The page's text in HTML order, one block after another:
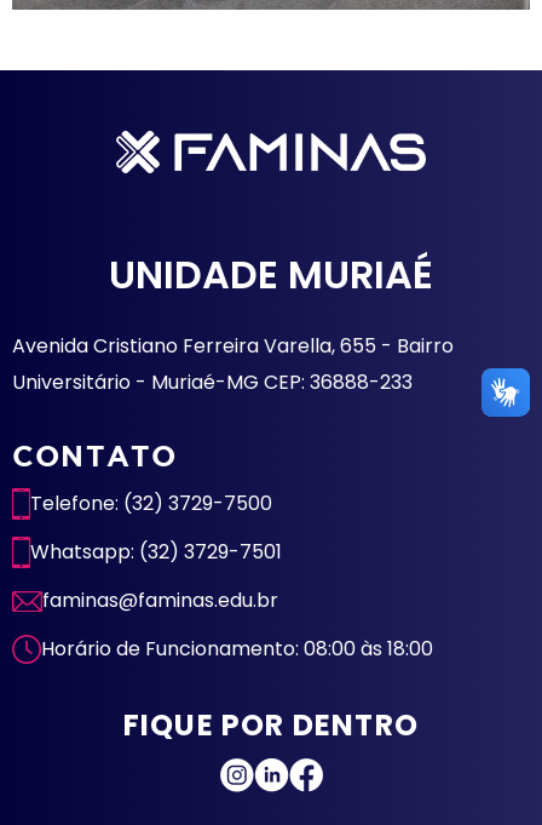
UNIDADE MURIAÉ
Avenida Cristiano Ferreira Varella, 655 - Bairro
Universitário - Muriaé-MG CEP: 36888-233
CONTATO
Telefone: (32) 3729-7500
Whatsapp: (32) 3729-7501
faminas@faminas.edu.br
Horário de Funcionamento: 08:00 às 18:00
FIQUE POR DENTRO